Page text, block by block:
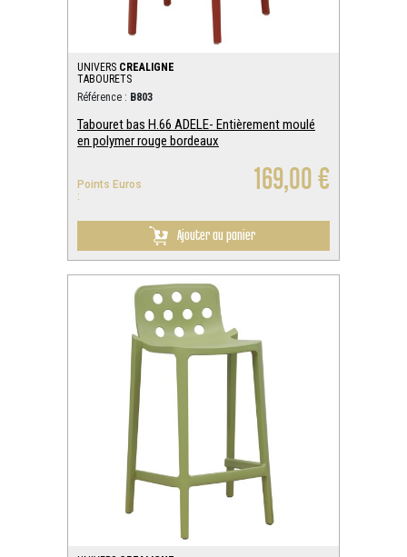
UNIVERS CREALIGNE
TABOURETS
Référence : B803
Tabouret bas H.66 ADELE- Entièrement moulé
en polymer rouge bordeaux
Points Euros
:
169,00 €
Ajouter au panier